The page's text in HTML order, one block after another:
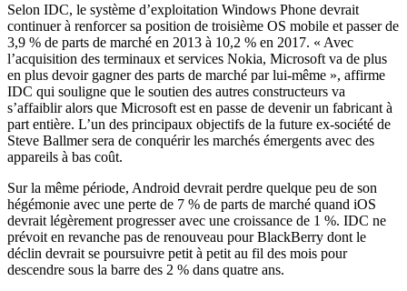
Selon IDC, le système d’exploitation Windows Phone devrait
continuer à renforcer sa position de troisième OS mobile et passer de
3,9 % de parts de marché en 2013 à 10,2 % en 2017. « Avec
l’acquisition des terminaux et services Nokia, Microsoft va de plus
en plus devoir gagner des parts de marché par lui-même », affirme
IDC qui souligne que le soutien des autres constructeurs va
s’affaiblir alors que Microsoft est en passe de devenir un fabricant à
part entière. L’un des principaux objectifs de la future ex-société de
Steve Ballmer sera de conquérir les marchés émergents avec des
appareils à bas coût.
Sur la même période, Android devrait perdre quelque peu de son
hégémonie avec une perte de 7 % de parts de marché quand iOS
devrait légèrement progresser avec une croissance de 1 %. IDC ne
prévoit en revanche pas de renouveau pour BlackBerry dont le
déclin devrait se poursuivre petit à petit au fil des mois pour
descendre sous la barre des 2 % dans quatre ans.